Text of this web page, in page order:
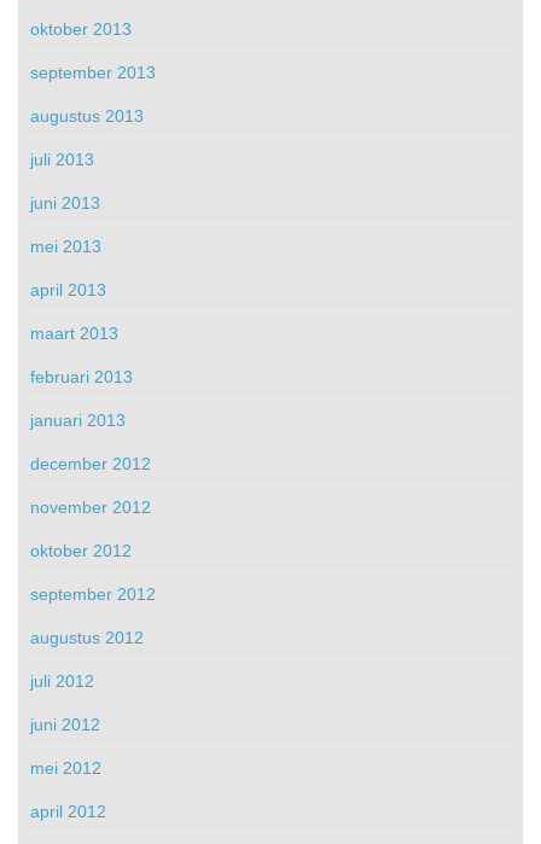
oktober 2013
september 2013
augustus 2013
juli 2013
juni 2013
mei 2013
april 2013
maart 2013
februari 2013
januari 2013
december 2012
november 2012
oktober 2012
september 2012
augustus 2012
juli 2012
juni 2012
mei 2012
april 2012